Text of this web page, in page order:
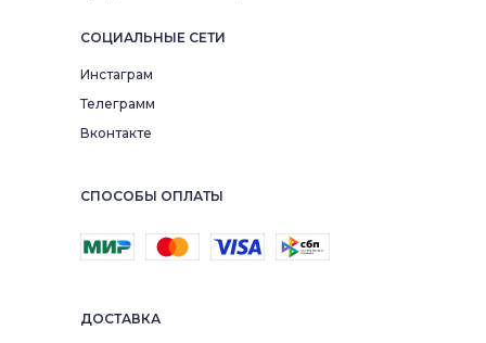
ДОСТАВКА
СПОСОБЫ ОПЛАТЫ
СОЦИАЛЬНЫЕ СЕТИ
Инстаграм
Телеграмм
Вконтакте